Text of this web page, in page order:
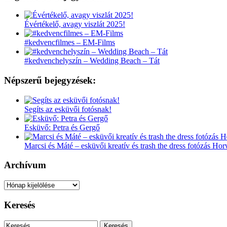
Évértékelő, avagy viszlát 2025!
#kedvencfilmes – EM-Films
#kedvenchelyszín – Wedding Beach – Tát
Népszerű bejegyzések:
Segíts az esküvői fotósnak!
Esküvő: Petra és Gergő
Marcsi és Máté – esküvői kreatív és trash the dress fotózás
Archívum
Archívum
Keresés